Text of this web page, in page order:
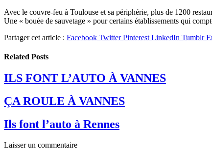
Avec le couvre-feu à Toulouse et sa périphérie, plus de 1200
Une « bouée de sauvetage » pour certains établissements qui
Partager cet article : Facebook Twitter Pinterest LinkedIn Tumblr
Related Posts
ILS FONT L’AUTO À VANNES
ÇA ROULE À VANNES
Ils font l’auto à Rennes
Laisser un commentaire